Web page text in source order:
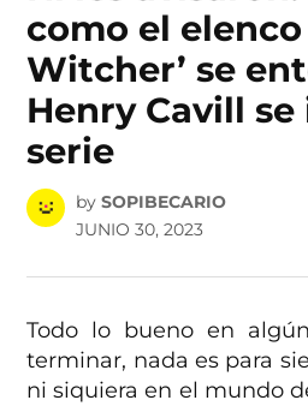
como el elenco
Witcher’ se
Henry Cavill se
serie
by SOPIBECARIO
JUNIO 30, 2023
Todo lo bueno en
terminar, nada es para
ni siquiera en el mundo